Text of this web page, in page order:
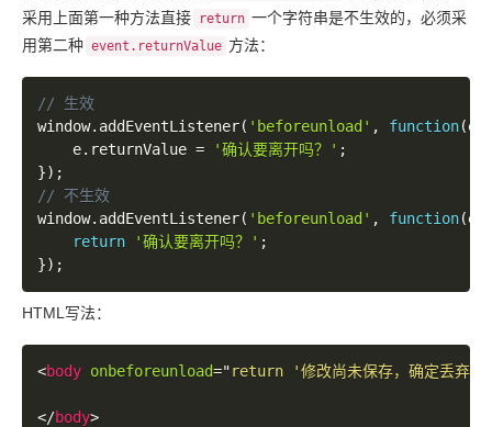
采用上面第一种方法直接
return 一个字符串是不生效的，必须采
用第二种 event.returnValue 方法：
window. addEventListener( 'beforeunload' , function(e
	e
. returnValue = '确认要离开吗？' ;
}) ;
window. addEventListener( 'beforeunload' , function(e
return
'确认要离开吗？' ;
}) ;
HTML写法：
<body onbeforeunload="return '修改尚未保存，确定丢弃
</body>